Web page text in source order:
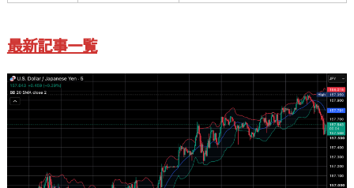
最新記事一覧